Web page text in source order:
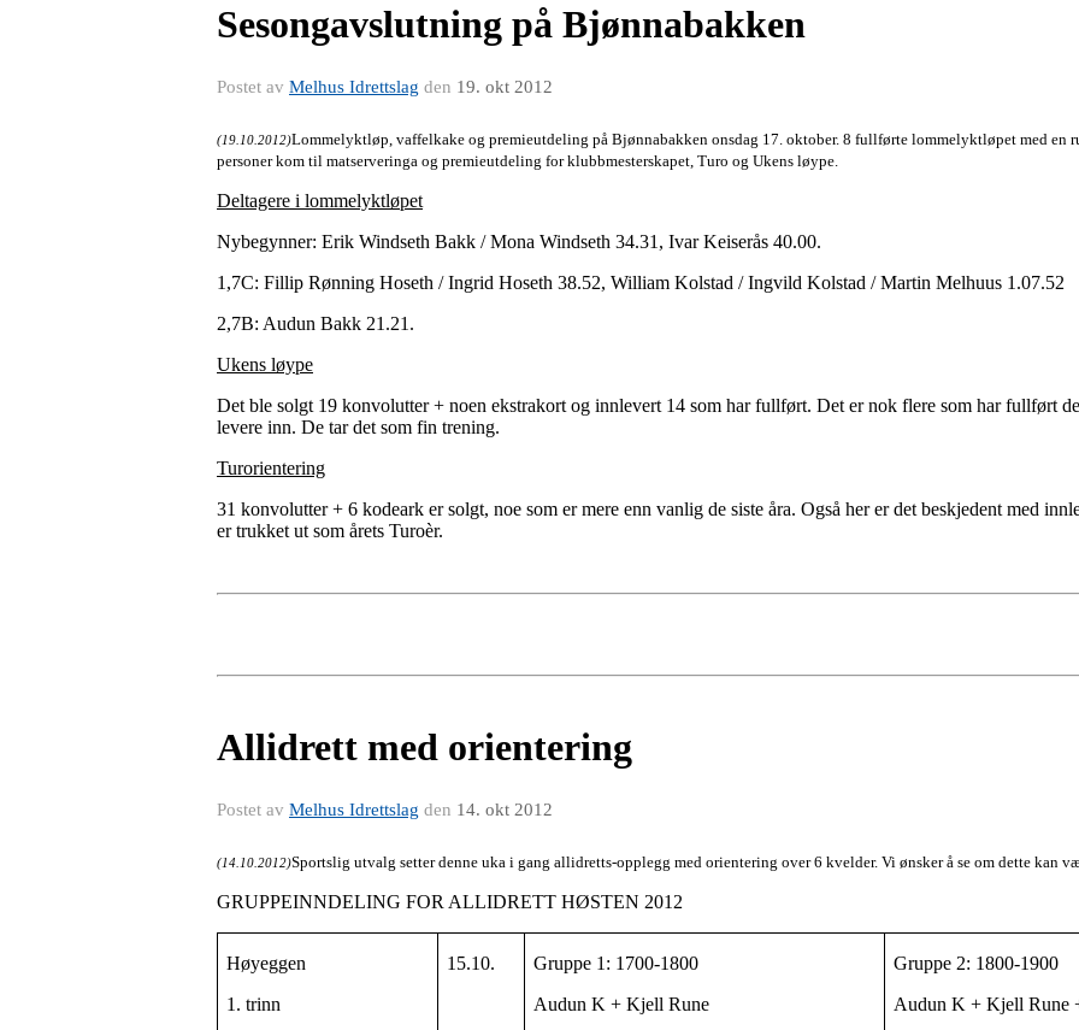
Sesongavslutning på Bjønnabakken
Postet av Melhus Idrettslag den 19. okt 2012
(19.10.2012)Lommelyktløp, vaffelkake og premieutdeling på Bjønnabakken onsdag 17. oktober. 8 fullførte lommelyktløpet med en
personer kom til matserveringa og premieutdeling for klubbmesterskapet, Turo og Ukens løype.
Deltagere i lommelyktløpet
Nybegynner: Erik Windseth Bakk / Mona Windseth 34.31, Ivar Keiserås 40.00.
1,7C: Fillip Rønning Hoseth / Ingrid Hoseth 38.52, William Kolstad / Ingvild Kolstad / Martin Melhuus 1.07.52
2,7B: Audun Bakk 21.21.
Ukens løype
Det ble solgt 19 konvolutter + noen ekstrakort og innlevert 14 som har fullført. Det er nok flere som har fullført
levere inn. De tar det som fin trening.
Turorientering
31 konvolutter + 6 kodeark er solgt, noe som er mere enn vanlig de siste åra. Også her er det beskjedent med
er trukket ut som årets Turoèr.
Allidrett med orientering
Postet av Melhus Idrettslag den 14. okt 2012
(14.10.2012)Sportslig utvalg setter denne uka i gang allidretts-opplegg med orientering over 6 kvelder. Vi ønsker å se om dette kan
GRUPPEINNDELING FOR ALLIDRETT HØSTEN 2012
Høyeggen
1. trinn
15.10.
Gruppe 1: 1700-1800
Audun K + Kjell Rune
Gruppe 2: 1800-1900
Audun K + Kjell Rune